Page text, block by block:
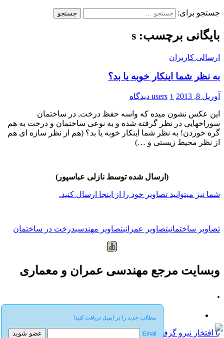
جستجو برای:
بایگانی برچسب: s
ارسالی کاربران
به نظر شما اینکار خوبه یا بد؟
آوریل 8, 2013 users ۱ دیدگاه
این عکس نشون میده که واسه حفظ درخت, در ساختمان
سوراخهایی در نظر گرفته شده و به نوعی ساختمان و درخت به هم
گره خوردن! به نظر شما اینکار خوبه یا بد؟ (هم از نظر سازه ای هم
از نظر محیط زیستی و …)
(ارسال شده توسط نازلی عباسپور)
شما نیز میتوانید تصاویر خود را از اینجا ارسال کنید.
تصاویر ساختمانیتصاویر عمرانیتصاویر مهندسیدرخت در ساختمان
مطالب جدید را در ایمیل دریافت کنید!
Email:
وبسایت مرجع مهندسی عمران و معماری
.
با افتخار نیرو گرفته از WordPress